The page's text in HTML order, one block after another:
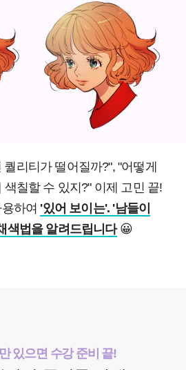
리티가 떨어질까?", "어떻게
칠할 수 있지?" 이제 고민 끝!
하여 '있어 보이는'. '남들이
색법을 알려드립니다 😀
있으면 수강 준비 끝!